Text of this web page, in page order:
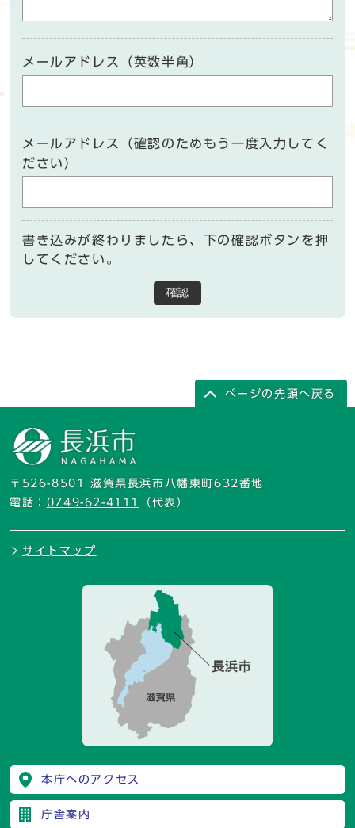
メールアドレス（英数半角）
メールアドレス（確認のためもう一度入力してく
ださい）
書き込みが終わりましたら、下の確認ボタンを押
してください。
確認
ページの先頭へ戻る
〒526-8501 滋賀県長浜市八幡東町632番地
電話： 0749-62-4111 （代表）
サイトマップ
本庁へのアクセス
庁舎案内